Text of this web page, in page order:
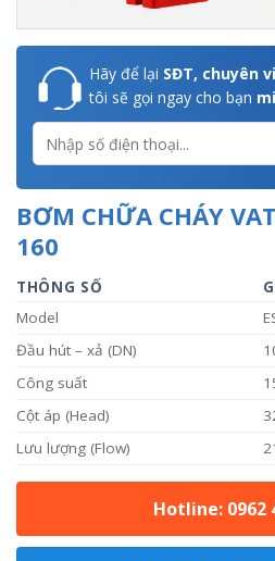
Hãy để lại SĐT, chuyên
tôi sẽ gọi ngay cho bạn
BƠM CHỮA CHÁY
160
THÔNG SỐ
Model
Đầu hút – xả (DN)
Công suất
Cột áp (Head)
Lưu lượng (Flow)
Hotline: 0962